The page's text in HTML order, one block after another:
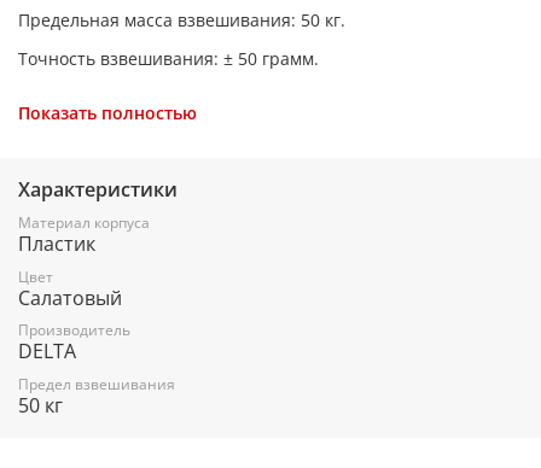
Предельная масса взвешивания: 50 кг.
Точность взвешивания: ± 50 грамм.
нержавеющей стали.
LCD дисплей.
Индикатор низкого уровня заряда батареи.
Индикатор перегрузки весов.
Функция сброса веса тары.
Автоотключение.
Электропитание: 1x3 В литиевая батарея (CR2032).
Показать полностью
Характеристики
Материал корпуса
Пластик
Цвет
Салатовый
Производитель
DELTA
Предел взвешивания
50 кг